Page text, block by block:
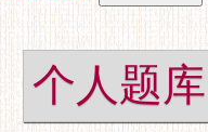
个人题库